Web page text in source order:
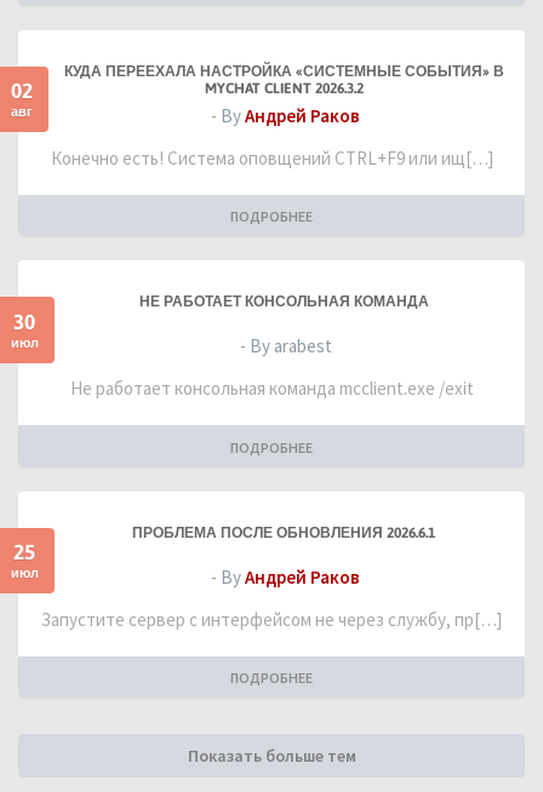
02
авг
КУДА ПЕРЕЕХАЛА НАСТРОЙКА «СИСТЕМНЫЕ СОБЫТИЯ» В
MYCHAT CLIENT 2026.3.2
- ByАндрей Раков
Конечно есть! Система оповщений CTRL+F9 или ищ[…]
ПОДРОБНЕЕ
30
июл
НЕ РАБОТАЕТ КОНСОЛЬНАЯ КОМАНДА
- By arabest
Не работает консольная команда mcclient.exe /exit
ПОДРОБНЕЕ
25
июл
ПРОБЛЕМА ПОСЛЕ ОБНОВЛЕНИЯ 2026.6.1
- ByАндрей Раков
Запустите сервер с интерфейсом не через службу, пр[…]
ПОДРОБНЕЕ
Показать больше тем